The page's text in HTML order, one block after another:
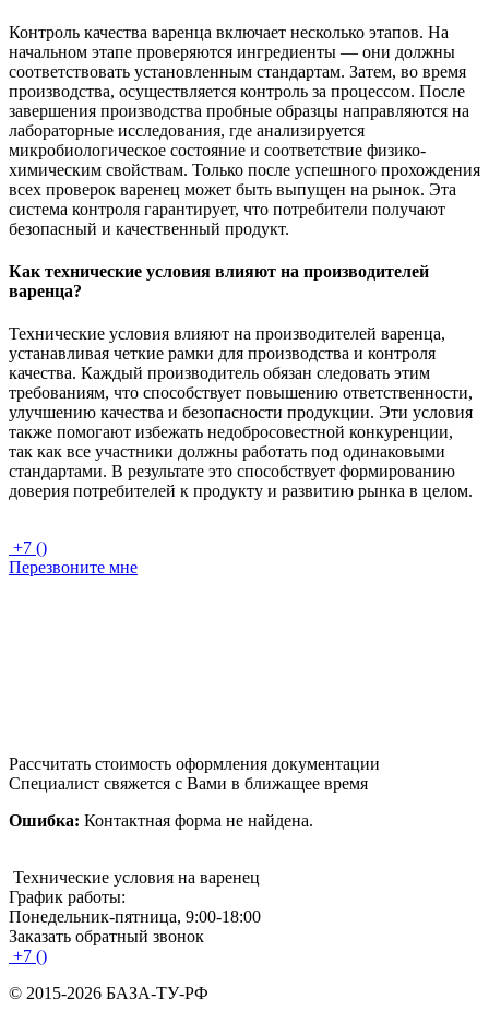
Контроль качества варенца включает несколько этапов. На
начальном этапе проверяются ингредиенты — они должны
соответствовать установленным стандартам. Затем, во время
производства, осуществляется контроль за процессом. После
завершения производства пробные образцы направляются на
лабораторные исследования, где анализируется
микробиологическое состояние и соответствие физико-
химическим свойствам. Только после успешного прохождения
всех проверок варенец может быть выпущен на рынок. Эта
система контроля гарантирует, что потребители получают
безопасный и качественный продукт.
Как технические условия влияют на производителей
варенца?
Технические условия влияют на производителей варенца,
устанавливая четкие рамки для производства и контроля
качества. Каждый производитель обязан следовать этим
требованиям, что способствует повышению ответственности,
улучшению качества и безопасности продукции. Эти условия
также помогают избежать недобросовестной конкуренции,
так как все участники должны работать под одинаковыми
стандартами. В результате это способствует формированию
доверия потребителей к продукту и развитию рынка в целом.
+7 ()
Перезвоните мне
Рассчитать стоимость оформления документации
Специалист свяжется с Вами в ближащее время
Ошибка: Контактная форма не найдена.
Технические условия на варенец
График работы:
Понедельник-пятница, 9:00-18:00
Заказать обратный звонок
+7 ()
© 2015-2026 БАЗА-ТУ-РФ